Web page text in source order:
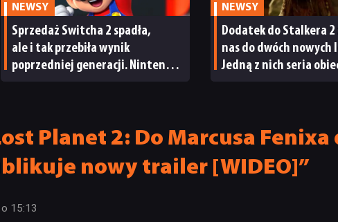
NEWSY
Sprzedaż Switcha 2 spadła,
ale i tak przebiła wynik
poprzedniej generacji. Nintendo
NEWSY
Dodatek do Stalkera
nas do dwóch nowych
Jedną z nich seria
Planet 2: Do Marcusa Fenixa
nowy trailer [WIDEO]”
15:13